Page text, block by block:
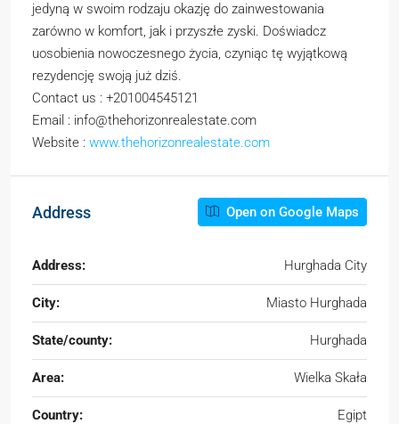
jedyną w swoim rodzaju okazję do zainwestowania
zarówno w komfort, jak i przyszłe zyski. Doświadcz
uosobienia nowoczesnego życia, czyniąc tę wyjątkową
rezydencję swoją już dziś.
Contact us : +201004545121
Email : info@thehorizonrealestate.com
Website : www.thehorizonrealestate.com
Address Open on Google Maps
Address: Hurghada City
City: Miasto Hurghada
State/county: Hurghada
Area: Wielka Skała
Country: Egipt